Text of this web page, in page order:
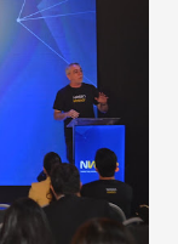
anos, com
Trata-se
um poder de
apontou o
chance de
risco à
saber fazer a